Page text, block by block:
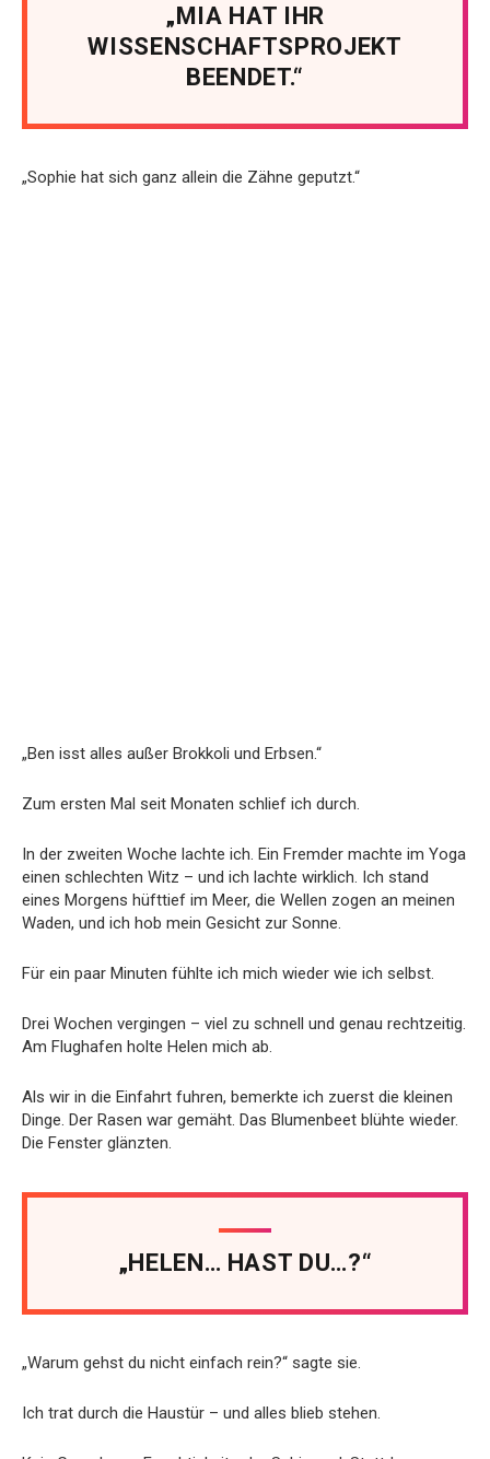
„MIA HAT IHR
WISSENSCHAFTSPROJEKT
BEENDET.“
„Sophie hat sich ganz allein die Zähne geputzt.“
„Ben isst alles außer Brokkoli und Erbsen.“
Zum ersten Mal seit Monaten schlief ich durch.
In der zweiten Woche lachte ich. Ein Fremder machte im Yoga
einen schlechten Witz – und ich lachte wirklich. Ich stand
eines Morgens hüfttief im Meer, die Wellen zogen an meinen
Waden, und ich hob mein Gesicht zur Sonne.
Für ein paar Minuten fühlte ich mich wieder wie ich selbst.
Drei Wochen vergingen – viel zu schnell und genau rechtzeitig.
Am Flughafen holte Helen mich ab.
Als wir in die Einfahrt fuhren, bemerkte ich zuerst die kleinen
Dinge. Der Rasen war gemäht. Das Blumenbeet blühte wieder.
Die Fenster glänzten.
„HELEN… HAST DU…?“
„Warum gehst du nicht einfach rein?“ sagte sie.
Ich trat durch die Haustür – und alles blieb stehen.